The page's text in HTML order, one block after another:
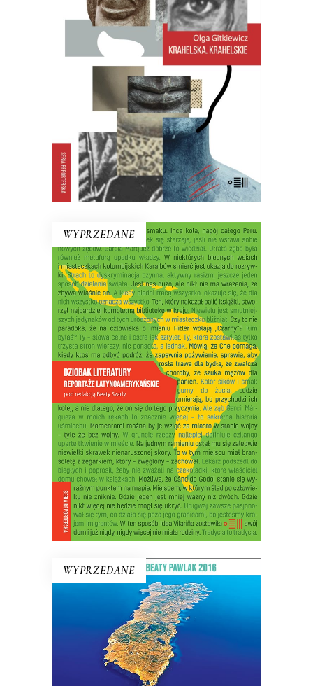
E-BOOK DO KOSZYKA
dobrego domu, warszawska Syrenka.
Często je mylono, jeden życiorys
rozpisywano na trzy albo – częściej –
trzy zlepiano w jeden…
42.00zł 27.30zł
KSIĄŻKA DO KOSZYKA
WYPRZEDANE
E-BOOK DO KOSZYKA
DZIOBAK LITERATURY.
REPORTAŻE
LATYNOAMERYKAŃSKIE
Opowiadać o banale w niebanalny
sposób – oto wyzwanie dla reportażu
latynoamerykańskiego. Dostrzegać
niezwykłość w tym, co zwykłe – oto
jego cel.
45.00zł 22.50zł
WYPRZEDANE
WIELKI PRZYPŁYW
Mikołajewski z czułością i delikatnością
kreśli reporterski portret wyspy –